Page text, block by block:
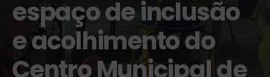
espaço de inclusão
e acolhimento do
Centro Municipal de